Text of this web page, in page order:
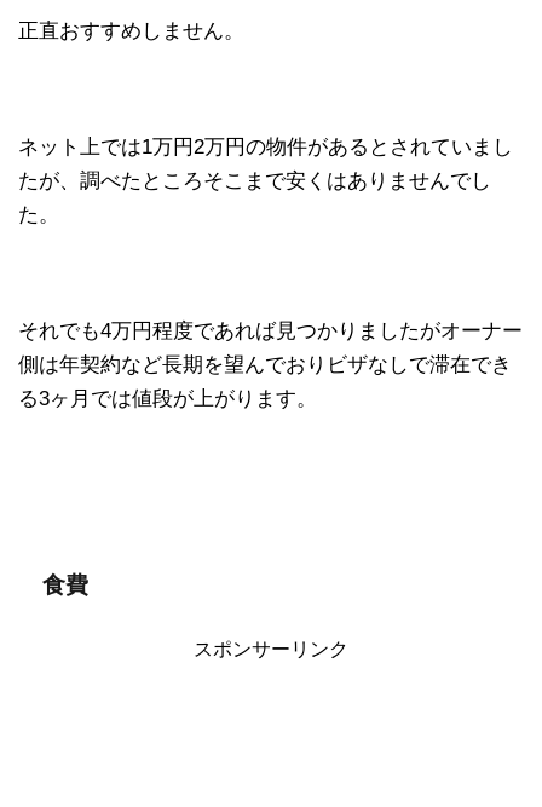
正直おすすめしません。
ネット上では1万円2万円の物件があるとされていまし
たが、調べたところそこまで安くはありませんでし
た。
それでも4万円程度であれば見つかりましたがオーナー
側は年契約など長期を望んでおりビザなしで滞在でき
る3ヶ月では値段が上がります。
食費
スポンサーリンク